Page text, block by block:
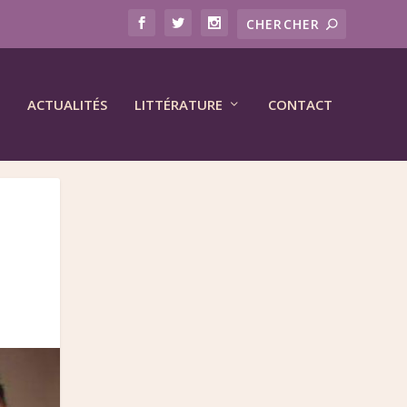
ACTUALITÉS LITTÉRATURE CONTACT